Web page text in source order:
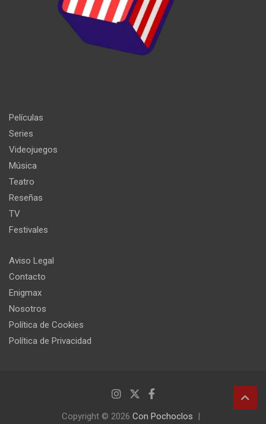
Películas
Series
Videojuegos
Música
Teatro
Reseñas
TV
Festivales
Aviso Legal
Contacto
Enigmax
Nosotros
Política de Cookies
Política de Privacidad
Copyright © 2026 Con Pochoclos